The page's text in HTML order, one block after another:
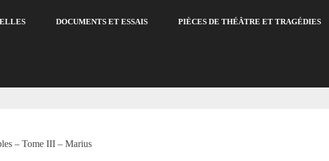
DOCUMENTS ET ESSAIS PIÈCES DE THÉÂTRE ET TRAGÉDIES
– Tome III – Marius